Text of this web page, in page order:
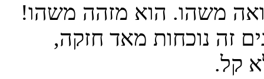
משהו. הוא מזהה משהו!
זה נוכחות מאד חזקה,
קל.